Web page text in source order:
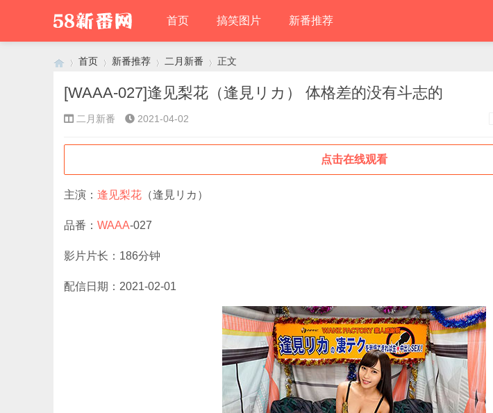
首页 搞笑图片 新番推荐
›
首页
›
新番推荐
›
二月新番 正文
[WAAA-027]逢见梨花（逢見リカ） 体格差的没有斗志的
二月新番 2021-04-02
点击在线观看
主演： 逢见梨花 （逢見リカ）
品番： WAAA-027
影片片长：186分钟
配信日期：2021-02-01